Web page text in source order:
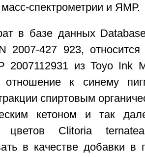
спектрометрии и ЯМР.
в базе данных
2007-427 923,
2007112931 из Toyo Ink
к синему
спиртовым
кетоном и так
цветов Clitoria
в качестве добавки в